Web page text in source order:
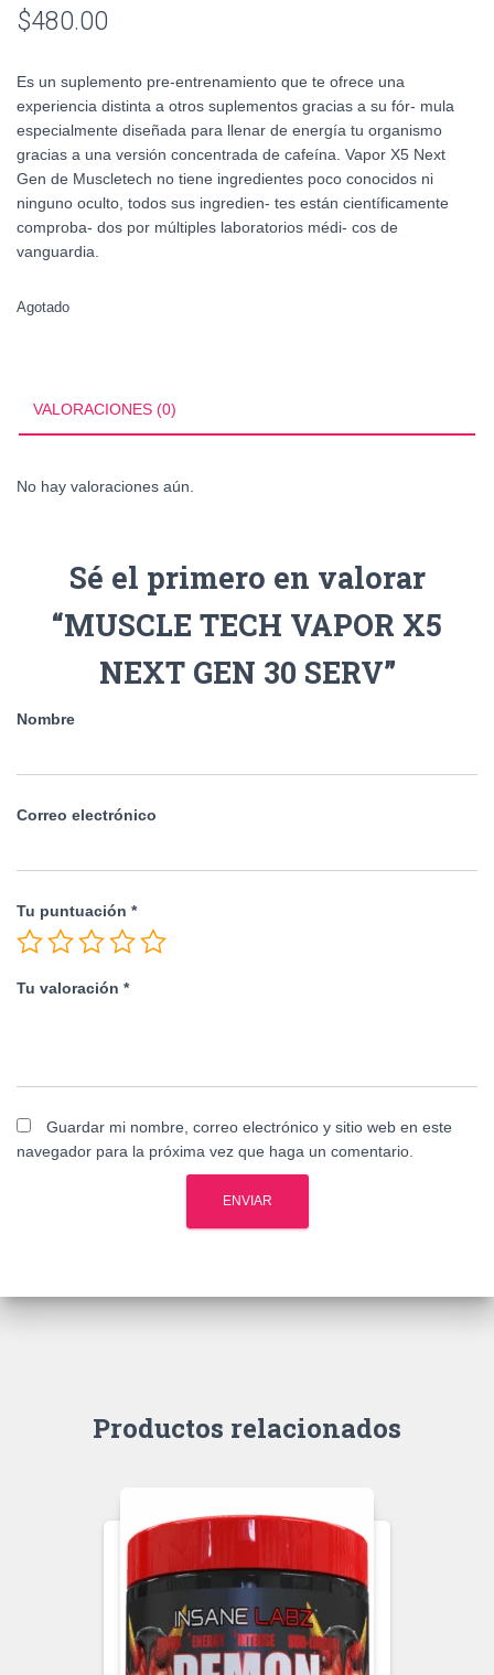
$480.00
Es un suplemento pre-entrenamiento que te ofrece una
experiencia distinta a otros suplementos gracias a su fór- mula
especialmente diseñada para llenar de energía tu organismo
gracias a una versión concentrada de cafeína. Vapor X5 Next
Gen de Muscletech no tiene ingredientes poco conocidos ni
ninguno oculto, todos sus ingredien- tes están científicamente
comproba- dos por múltiples laboratorios médi- cos de
vanguardia.
Agotado
VALORACIONES (0)
No hay valoraciones aún.
Sé el primero en valorar
“MUSCLE TECH VAPOR X5
NEXT GEN 30 SERV”
Nombre
Correo electrónico
Tu puntuación *
Tu valoración *
Guardar mi nombre, correo electrónico y sitio web en este
navegador para la próxima vez que haga un comentario.
Productos relacionados